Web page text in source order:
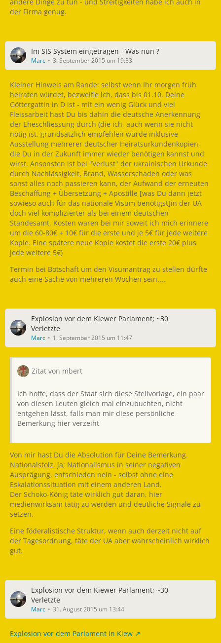
der Firma genug.
Im SIS System eingetragen - Was nun ?
Marc 3. September 2015 um 19:33
Kleiner Hinweis am Rande: selbst wenn Ihr morgen früh
heiraten würdet, bezweifle ich, dass bis 01.10. Deine
Göttergattin in D ist - mit ein wenig Glück und viel
Fleissarbeit hast Du bis dahin die deutsche Anerkennung
der Eheschliessung durch (die ich, auch wenn sie nicht
nötig ist, grundsätzlich empfehlen würde inklusive
Ausstellung mehrerer deutscher Heiratsurkundenkopien,
die Du in der Zukunft immer wieder benötigen kannst und
wirst. Ansonsten ist bei "Verlust" der ukrainischen Urkunde
durch Nachlässigkeit, Brand, Wasserschaden oder was
sonst alles noch passieren kann, der Aufwand der erneuten
Beschaffung + Übersetzung + Apostille [was Du dann jetzt
sowieso auch für das nationale Visum benötigst]in der UA
doch viel komplizierter als bei einem deutschen
Standesamt. Kosten waren bei mir soweit ich mich erinnere
um die 60-80€ + 10€ für die erste und je 5€ für jede weitere
Kopie. Eine spätere neue Kopie kostet die erste 20€ plus
jede weitere 5€)
Termin bei Botschaft um den Visumantrag zu stellen dürfte
auch eine Sache von mehreren Wochen sein....
Explosion vor dem Kiewer Parlament; ~30
Verletzte
Marc 1. September 2015 um 11:47
Zitat von mbert
Ich hoffe, dass der Staat sich diese Steilvorlage, ein paar
von diesen Leuten gleich mal einzubuchten, nicht
entgehen lässt, falls man mir diese persönliche
Bemerkung hier verzeiht
Von mir hast Du die Absolution für Deine Bemerkung.
Nationalstolz, ja; Nationalismus in seiner negativen
Ausprägung, entschieden nein - selbst ohne eine
Eskalationssituation mit einem anderen Land.
Der Schoko-König täte wirklich gut daran, hier
medienwirksam tätig zu werden und deutliche Signale zu
setzen.
Eine föderalistische Struktur, wenn auch derzeit nicht auf
der Tagesordnung, täte der UA aber wahrscheinlich wirklich
gut.
Explosion vor dem Kiewer Parlament; ~30
Verletzte
Marc 31. August 2015 um 13:44
Explosion vor dem Parlament in Kiew